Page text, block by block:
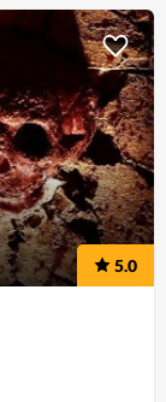
5.0